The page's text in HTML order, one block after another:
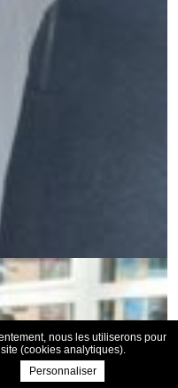
nous les utiliserons pour
(cookies analytiques).
Personnaliser